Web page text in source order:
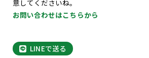
意してくださいね。
お問い合わせはこちらから
LINEで送る